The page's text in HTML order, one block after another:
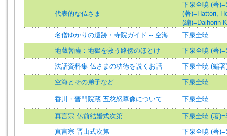
代表的な仏さま
下泉全暁 (著
(著)=Hattori,
(編)=Daihorin-
名僧ゆかりの遺跡・寺院ガイド -- 空海
下泉全暁
地蔵菩薩：地獄を救う路傍のほとけ 下泉全暁 (著
法話資料集 仏さまの功徳を説くお話 下泉全暁 (編
空海とその弟子など 下泉全暁
香川・普門院蔵 五忿怒尊像について 下泉全暁
真言宗 仏前結婚式次第 下泉全暁 (著
真言宗 晋山式次第 下泉全暁 (著